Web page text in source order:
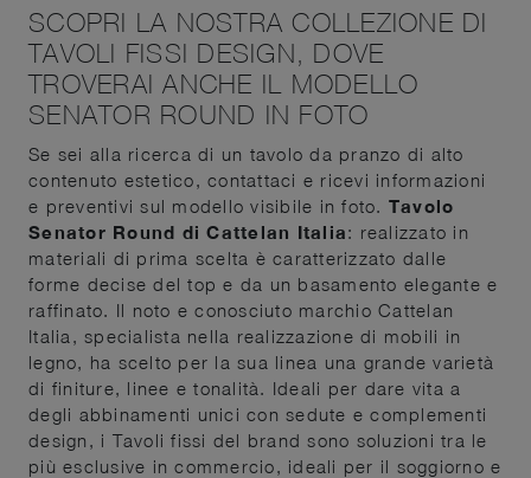
SCOPRI LA NOSTRA COLLEZIONE DI
TAVOLI FISSI DESIGN, DOVE
TROVERAI ANCHE IL MODELLO
SENATOR ROUND IN FOTO
Se sei alla ricerca di un tavolo da pranzo di alto
contenuto estetico, contattaci e ricevi informazioni
e preventivi sul modello visibile in foto. Tavolo
Senator Round di Cattelan Italia: realizzato in
materiali di prima scelta è caratterizzato dalle
forme decise del top e da un basamento elegante e
raffinato. Il noto e conosciuto marchio Cattelan
Italia, specialista nella realizzazione di mobili in
legno, ha scelto per la sua linea una grande varietà
di finiture, linee e tonalità. Ideali per dare vita a
degli abbinamenti unici con sedute e complementi
design, i Tavoli fissi del brand sono soluzioni tra le
più esclusive in commercio, ideali per il soggiorno e